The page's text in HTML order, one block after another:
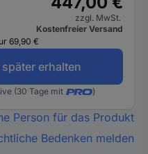
zzgl. MwSt.
Kostenfreier Versand
69,90 €
erhalten
(30 Tage mit )
Person für das Produkt
Bedenken melden